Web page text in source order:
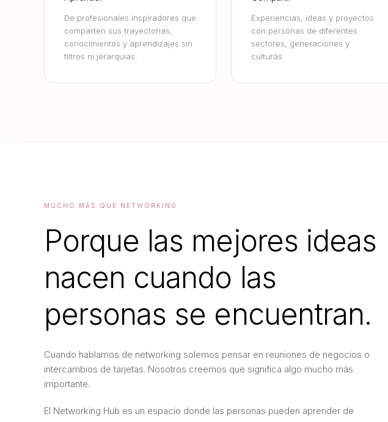
De profesionales inspiradores que
comparten sus trayectorias,
conocimientos y aprendizajes sin
filtros ni jerarquías.
Experiencias, ideas y proyectos
con personas de diferentes
sectores, generaciones y
culturas.
MUCHO MÁS QUE NETWORKING
Porque las mejores ideas
nacen cuando las
personas se encuentran.
Cuando hablamos de networking solemos pensar en reuniones de negocios o
intercambios de tarjetas. Nosotros creemos que significa algo mucho más
importante.
El Networking Hub es un espacio donde las personas pueden aprender de